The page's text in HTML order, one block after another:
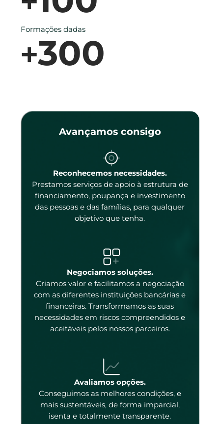
Formações dadas
+300
Avançamos consigo
Reconhecemos necessidades.
Prestamos serviços de apoio à estrutura de
financiamento, poupança e investimento
das pessoas e das famílias, para qualquer
objetivo que tenha.
Negociamos soluções.
Criamos valor e facilitamos a negociação
com as diferentes instituições bancárias e
financeiras. Transformamos as suas
necessidades em riscos compreendidos e
aceitáveis pelos nossos parceiros.
Avaliamos opções.
Conseguimos as melhores condições, e
mais sustentáveis, de forma imparcial,
isenta e totalmente transparente.